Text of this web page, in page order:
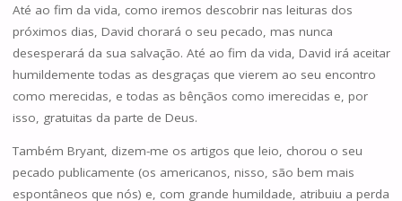
Até ao fim da vida, como iremos descobrir nas leituras dos
próximos dias, David chorará o seu pecado, mas nunca
desesperará da sua salvação. Até ao fim da vida, David irá aceitar
humildemente todas as desgraças que vierem ao seu encontro
como merecidas, e todas as bênçãos como imerecidas e, por
isso, gratuitas da parte de Deus.
Também Bryant, dizem-me os artigos que leio, chorou o seu
pecado publicamente (os americanos, nisso, são bem mais
espontâneos que nós) e, com grande humildade, atribuiu a perda